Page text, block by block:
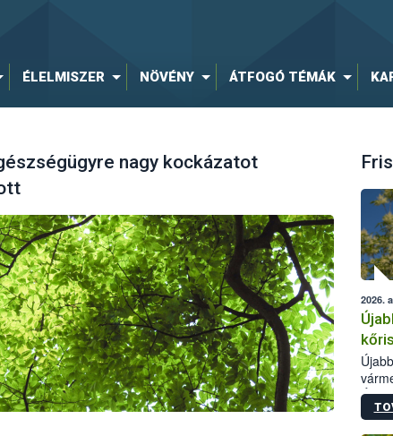
ÉLELMISZER NÖVÉNY ÁTFOGÓ TÉMÁK
nagy kockázatot
2026.